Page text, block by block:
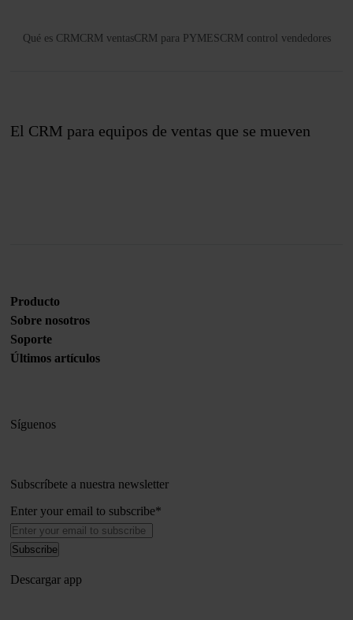
Qué es CRM CRM ventasCRM para PYMESCRM control vendedores
El CRM para equipos de ventas que se mueven
Producto
Sobre nosotros
Soporte
Últimos artículos
Síguenos
Subscríbete a nuestra newsletter
Enter your email to subscribe*
Descargar app